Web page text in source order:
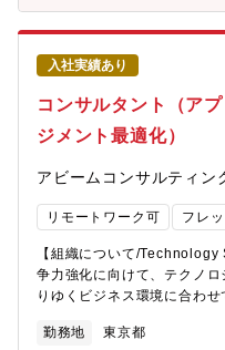
業活動を支援。③生成AIを活
化を、生成AIで支援。300種
の課題に合わせた業務効率
リティクスコンサルティン
アプローチを重視。AIと人間
く、従業員のエンゲージメ
モデルを理解し、最適なAI
発:・生成AIをはじめとする
「AIXセンター」を設置。・
AI機能モジュールを多数蓄
範にリサーチし、最新のAI動
ーション【プロジェクト事
材戦略・ロードマップ策定■
ションリード※構想策定だけ
フェーズまで一貫して関与し
ョンは、以下3つの専門チー
Transformation事業戦略・
み、人事組織・役割・オペ
再設計するチームです。事
事機能への変革を支援しま
Transformation人材ポート
量・質・コストの観点から
AIの活用も含め、持続的に
援します。■Talent Market
ミスマッチを解消するため
計・定着を担うチームです
入社実績あり
コンサルタント（ア
ジメント最適化）
アビームコンサルティン
リモートワーク可 フレ
【組織について/
争力強化に向けて、テクノ
りゆくビジネス環境に合わ
ョンを構築し価値共創を進
勤務地 東京都